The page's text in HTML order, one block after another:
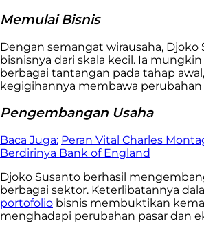
Memulai Bisnis
Dengan semangat wirausaha, Djoko
bisnisnya dari skala kecil. Ia
berbagai tantangan pada tahap
kegigihannya membawa
Pengembangan Usaha
Baca Juga: Peran Vital Charles
Berdirinya Bank of England
Djoko Susanto berhasil
berbagai sektor. Keterlibatannya
portofolio bisnis membuktikan
menghadapi perubahan pasar dan